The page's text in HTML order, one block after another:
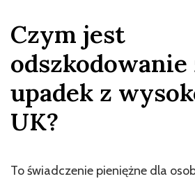
Czym jest
odszkodowanie
upadek z
UK?
To świadczenie pieniężne dla